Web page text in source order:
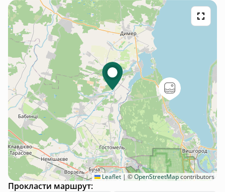
Leaflet | ©OpenStreetMapcontributors
Прокласти маршрут: